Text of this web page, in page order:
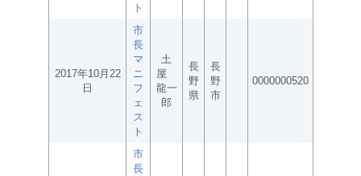
ト
2017年10月22
日
市
長
マ
ニ
フ
ェ
ス
ト
土
屋
龍一
郎
長
野
県
長
野
市
0000000520
市
長